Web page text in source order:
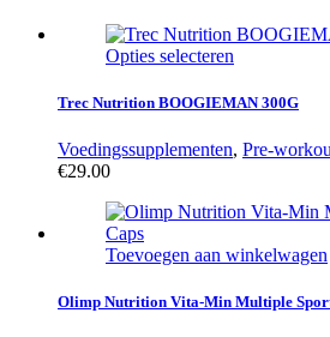
Opties selecteren
Trec Nutrition BOOGIEMAN 300G
Voedingssupplementen, Pre-
€29.00
Toevoegen aan winkelwagen
Olimp Nutrition Vita-Min Multiple